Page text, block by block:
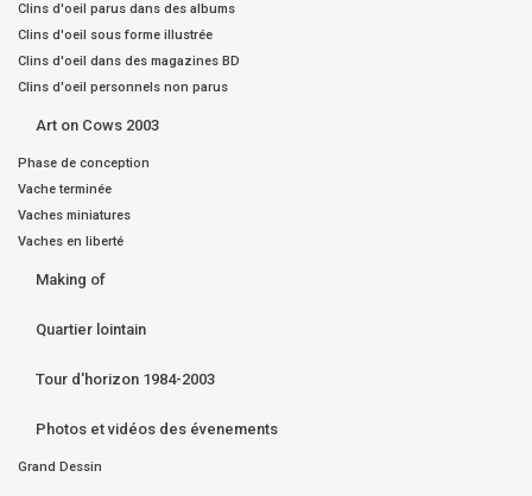
Clins d'oeil parus dans des albums
Clins d'oeil sous forme illustrée
Clins d'oeil dans des magazines BD
Clins d'oeil personnels non parus
Art on Cows 2003
Phase de conception
Vache terminée
Vaches miniatures
Vaches en liberté
Making of
Quartier lointain
Tour d'horizon 1984-2003
Photos et vidéos des évenements
Grand Dessin